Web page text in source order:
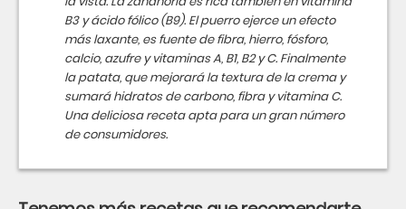
B3 y ácido fólico (B9). El puerro ejerce un efecto
más laxante, es fuente de fibra, hierro, fósforo,
calcio, azufre y vitaminas A, B1, B2 y C. Finalmente
la patata, que mejorará la textura de la crema y
sumará hidratos de carbono, fibra y vitamina C.
Una deliciosa receta apta para un gran número
de consumidores.